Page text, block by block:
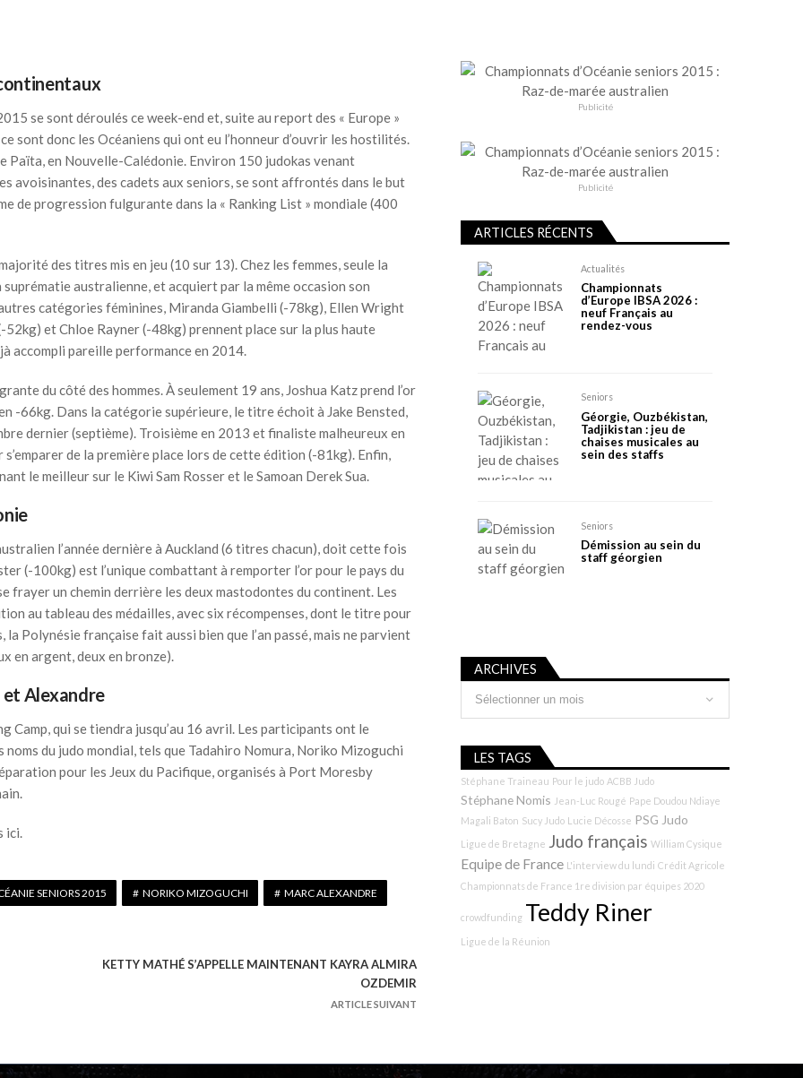
se sont déroulés ce week-end et, suite au report des « Europe »
sont donc les Océaniens qui ont eu l’honneur d’ouvrir les hostilités.
Païta, en Nouvelle-Calédonie. Environ 150 judokas venant
avoisinantes, des cadets aux seniors, se sont affrontés dans le but
de progression fulgurante dans la « Ranking List » mondiale (400
des titres mis en jeu (10 sur 13). Chez les femmes, seule la
australienne, et acquiert par la même occasion son
catégories féminines, Miranda Giambelli (-78kg), Ellen Wright
et Chloe Rayner (-48kg) prennent place sur la plus haute
accompli pareille performance en 2014.
du côté des hommes. À seulement 19 ans, Joshua Katz prend l’or
-66kg. Dans la catégorie supérieure, le titre échoit à Jake Bensted,
dernier (septième). Troisième en 2013 et finaliste malheureux en
de la première place lors de cette édition (-81kg). Enfin,
le meilleur sur le Kiwi Sam Rosser et le Samoan Derek Sua.
l’année dernière à Auckland (6 titres chacun), doit cette fois
(-100kg) est l’unique combattant à remporter l’or pour le pays du
frayer un chemin derrière les deux mastodontes du continent. Les
au tableau des médailles, avec six récompenses, dont le titre pour
Polynésie française fait aussi bien que l’an passé, mais ne parvient
en argent, deux en bronze).
et Alexandre
Camp, qui se tiendra jusqu’au 16 avril. Les participants ont le
du judo mondial, tels que Tadahiro Nomura, Noriko Mizoguchi
pour les Jeux du Pacifique, organisés à Port Moresby
ici.
SENIORS 2015 NORIKO MIZOGUCHI MARC ALEXANDRE
KETTY MATHÉ S’APPELLE MAINTENANT KAYRA ALMIRA
OZDEMIR
ARTICLE SUIVANT
Publicité
Publicité
ARTICLES RÉCENTS
Actualités
Championnats
d’Europe IBSA 2026 :
neuf Français au
rendez-vous
Seniors
Géorgie, Ouzbékistan,
Tadjikistan : jeu de
chaises musicales au
sein des staffs
Seniors
Démission au sein du
staff géorgien
ARCHIVES
LES TAGS
Stéphane Traineau Pour le judo ACBB Judo
Stéphane Nomis Jean-Luc Rougé Pape Doudou Ndiaye
Magali Baton Sucy Judo Lucie Décosse PSG Judo
Ligue de Bretagne Judo français William Cysique
Equipe de France L'interview du lundi Crédit Agricole
Championnats de France 1re division par équipes 2020
crowdfunding Teddy Riner
Ligue de la Réunion